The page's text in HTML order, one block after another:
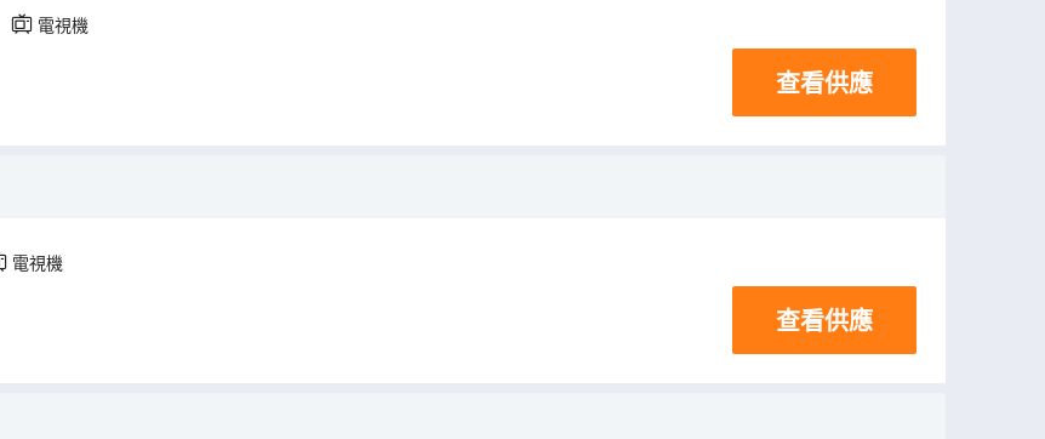
電視機
查看供應
電視機
查看供應